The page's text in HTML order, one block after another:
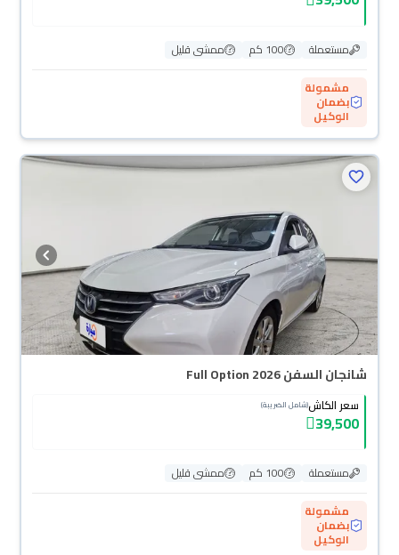
مستعملة 100 كم
ممشى قليل
مشمولة
بضمان
الوكيل
شانجان السفن Full Option 2026
سعر الكاش(شامل الضريبة)
39,500
مستعملة 100 كم
ممشى قليل
مشمولة
بضمان
الوكيل